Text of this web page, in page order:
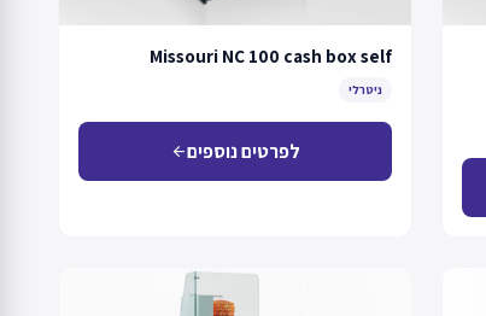
Missouri NC 100 cash box self
ניטרלי
לפרטים נוספיםarrow_back